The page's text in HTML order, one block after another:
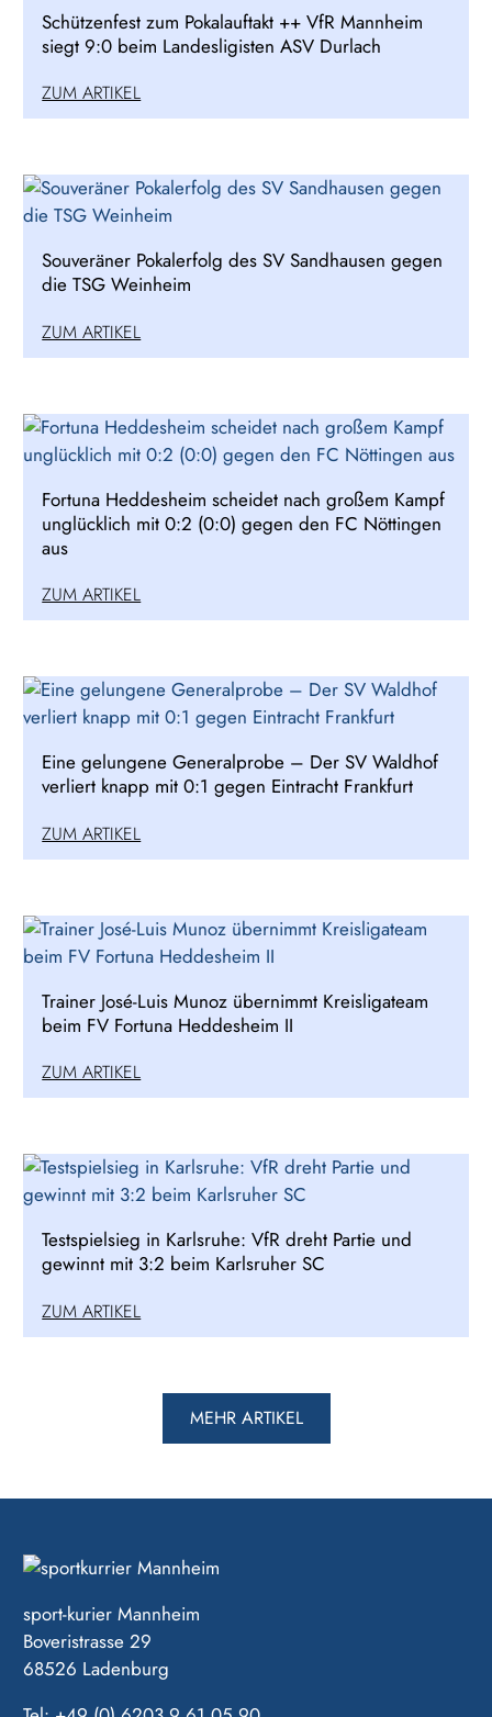
Schützenfest zum Pokalauftakt ++ VfR Mannheim
siegt 9:0 beim Landesligisten ASV Durlach
ZUM ARTIKEL
Souveräner Pokalerfolg des SV Sandhausen gegen
die TSG Weinheim
ZUM ARTIKEL
Fortuna Heddesheim scheidet nach großem Kampf
unglücklich mit 0:2 (0:0) gegen den FC Nöttingen
aus
ZUM ARTIKEL
Eine gelungene Generalprobe – Der SV Waldhof
verliert knapp mit 0:1 gegen Eintracht Frankfurt
ZUM ARTIKEL
Trainer José-Luis Munoz übernimmt Kreisligateam
beim FV Fortuna Heddesheim II
ZUM ARTIKEL
Testspielsieg in Karlsruhe: VfR dreht Partie und
gewinnt mit 3:2 beim Karlsruher SC
ZUM ARTIKEL
MEHR ARTIKEL
sport-kurier Mannheim
Boveristrasse 29
68526 Ladenburg